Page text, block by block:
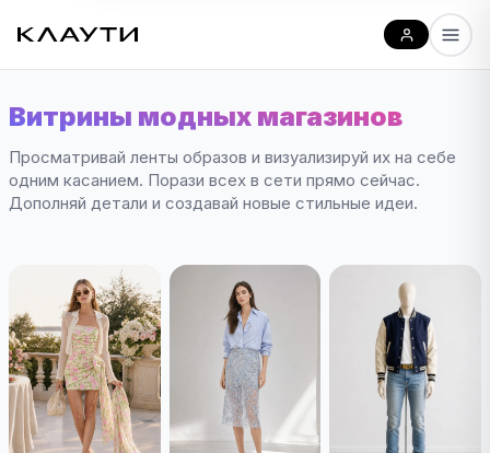
Витрины модных магазинов
Просматривай ленты образов и визуализируй их на себе
одним касанием. Порази всех в сети прямо сейчас.
Дополняй детали и создавай новые стильные идеи.